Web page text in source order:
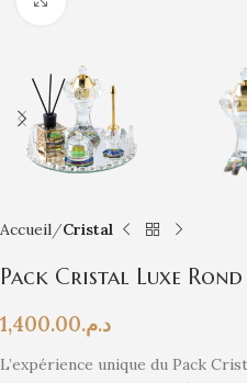
Accueil Cristal
Pack Cristal Luxe Rond
د.م.1,400.00
L’expérience unique du Pack